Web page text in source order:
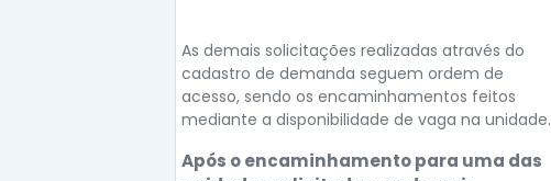
As demais solicitações realizadas através do
cadastro de demanda seguem ordem de
acesso, sendo os encaminhamentos feitos
mediante a disponibilidade de vaga na unidade.
Após o encaminhamento para uma das